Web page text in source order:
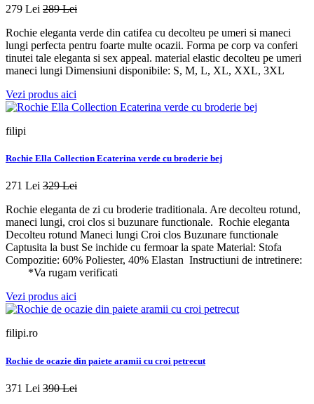
279 Lei 289 Lei
Rochie eleganta verde din catifea cu decolteu pe umeri si maneci
lungi perfecta pentru foarte multe ocazii. Forma pe corp va conferi
tinutei tale eleganta si sex appeal. material elastic decolteu pe umeri
maneci lungi Dimensiuni disponibile: S, M, L, XL, XXL, 3XL
Vezi produs aici
filipi
Rochie Ella Collection Ecaterina verde cu broderie bej
271 Lei 329 Lei
Rochie eleganta de zi cu broderie traditionala. Are decolteu rotund,
maneci lungi, croi clos si buzunare functionale. Rochie eleganta
Decolteu rotund Maneci lungi Croi clos Buzunare functionale
Captusita la bust Se inchide cu fermoar la spate Material: Stofa
Compozitie: 60% Poliester, 40% Elastan Instructiuni de intretinere:
*Va rugam verificati
Vezi produs aici
filipi.ro
Rochie de ocazie din paiete aramii cu croi petrecut
371 Lei 390 Lei